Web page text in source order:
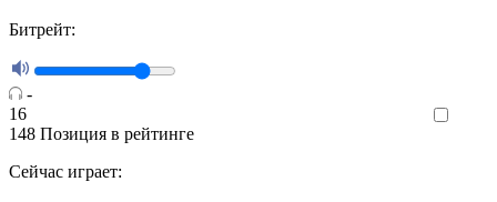
Битрейт:
-
16
148 Позиция в рейтинге
Сейчас играет: